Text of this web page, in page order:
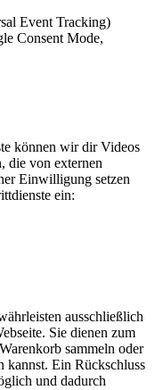
Event Tracking)
Consent Mode,
können wir dir Videos
die von externen
Einwilligung setzen
ein:
ausschließlich
Sie dienen zum
sammeln oder
kannst. Ein Rückschluss
und dadurch